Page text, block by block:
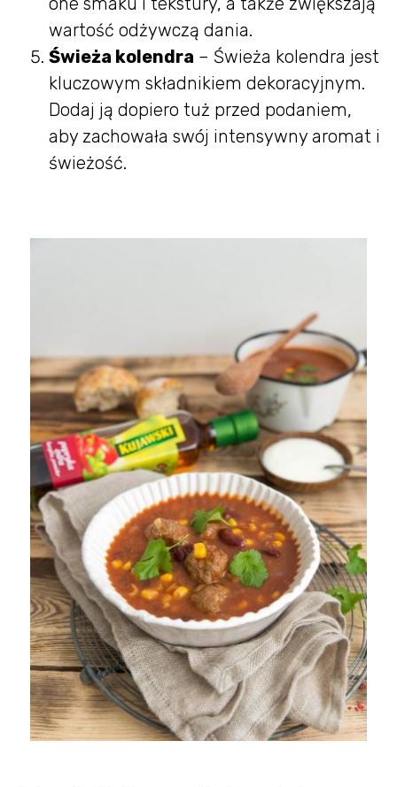
wartość odżywczą dania.
Świeża kolendra – Świeża kolendra jest
kluczowym składnikiem dekoracyjnym.
Dodaj ją dopiero tuż przed podaniem,
aby zachowała swój intensywny aromat i
świeżość.